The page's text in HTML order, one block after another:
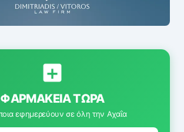
ΦΑΡΜΑΚΕΊΑ ΤΏΡΑ
εφημερεύουν σε όλη την Αχαΐα